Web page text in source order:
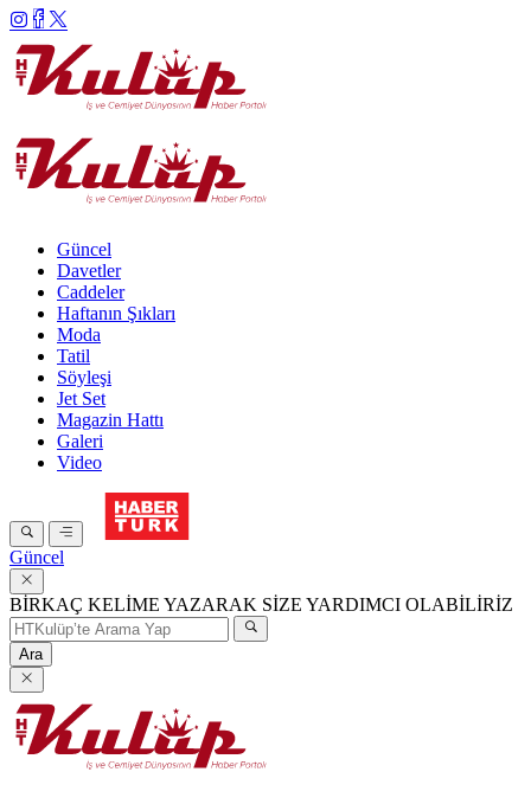
Güncel
Davetler
Caddeler
Haftanın Şıkları
Moda
Tatil
Söyleşi
Jet Set
Magazin Hattı
Galeri
Video
Güncel
BİRKAÇ KELİME YAZARAK SİZE YARDIMCI OLABİLİRİZ
Ara